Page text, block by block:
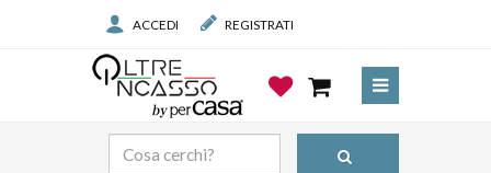
ACCEDI REGISTRATI